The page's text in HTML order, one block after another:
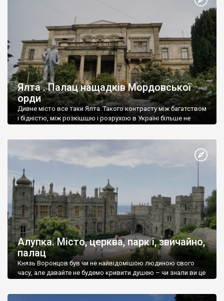
Ялта . Палац нащадків Мордовської
орди
Дивне місто все таки Ялта. Такого контрасту між багатством
і бідністю, між розкішшю і розрухою в Україні більше не
Алупка. Місто, церква, парк і, звичайно,
палац
Князь Воронцов був чи не найвідомішою людиною свого
часу, але давайте не будемо кривити душею – чи знали ви це